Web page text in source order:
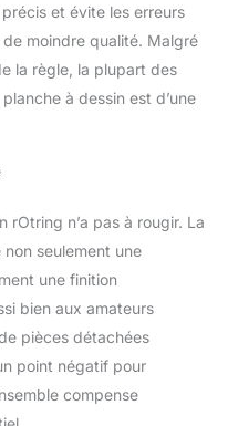
et évite les erreurs
moindre qualité. Malgré
la règle, la plupart des
à dessin est d’une
rOtring n’a pas à rougir. La
seulement une
une finition
bien aux amateurs
pièces détachées
point négatif pour
compense